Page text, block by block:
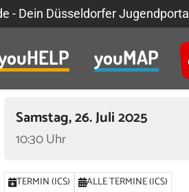
- Dein Düsseldorfer Jugendportal
youMAP
Samstag, 26. Juli 2025
10:30 Uhr
TERMIN (ICS) ALLE TERMINE (ICS)